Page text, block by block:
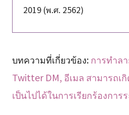
2019 (พ.ศ. 2562)
บทความที่เกี่ยวข้อง:การทำล
Twitter DM, อีเมล สามารถเ
เป็นไปได้ในการเรียกร้องการ